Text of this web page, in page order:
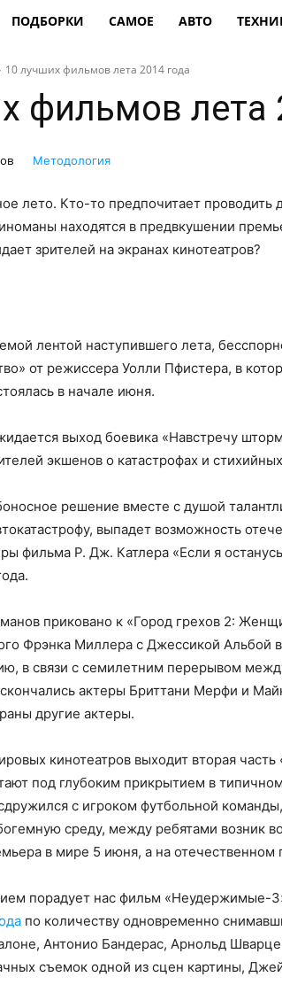
ПОДБОРКИ САМОЕ АВТО
10 лучших фильмов лета 2014 года
фильмов лета
Методология
лето. Кто-то предпочитает проводить
находятся в предвкушении
зрителей на экранах кинотеатров?
лентой наступившего лета,
от режиссера Уолли Пфистера, в
в начале июня.
выход боевика «Навстречу
экшенов о катастрофах и
решение вместе с душой
выпадет возможность
фильма Р. Дж. Катлера «Если я
приковано к «Город грехов 2:
Фрэнка Миллера с Джессикой Альбой
в связи с семилетним перерывом
актеры Бриттани Мерфи и
другие актеры.
кинотеатров выходит вторая
под глубоким прикрытием в
с игроком футбольной
среду, между ребятами возник
в мире 5 июня, а на отечественном
порадует нас фильм «Неудержимые-
по количеству одновременно
Антонио Бандерас, Арнольд
съемок одной из сцен картины,